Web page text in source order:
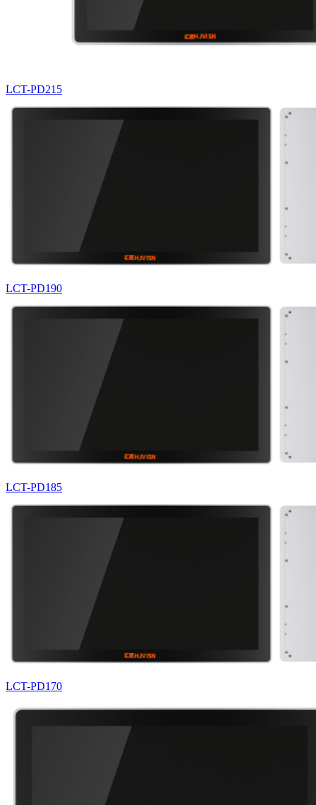
LCT-PD215
LCT-PD190
LCT-PD185
LCT-PD170